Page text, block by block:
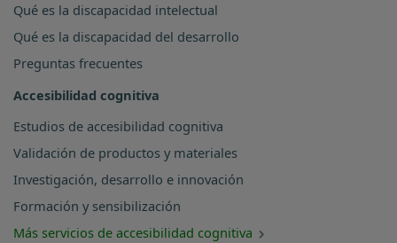
Qué es la discapacidad intelectual
Qué es la discapacidad del desarrollo
Preguntas frecuentes
Accesibilidad cognitiva
Estudios de accesibilidad cognitiva
Validación de productos y materiales
Investigación, desarrollo e innovación
Formación y sensibilización
Más servicios de accesibilidad cognitiva